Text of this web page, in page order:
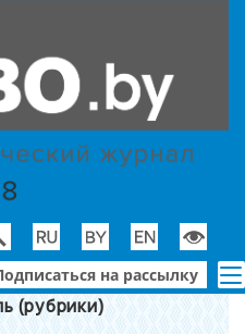
на рассылку
(рубрики)